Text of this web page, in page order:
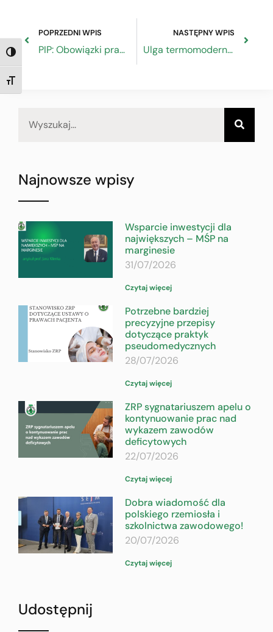
TOGGLE HIGH CONTRAST
TOGGLE FONT SIZE
POPRZEDNI WPIS
PIP: Obowiązki pracodawcy w okresie zimowym
NASTĘPNY WPIS
Ulga termomodernizacyjna – Lista wydatków
Najnowsze wpisy
Wsparcie inwestycji dla
największych – MŚP na
marginesie
31/07/2026
Czytaj więcej
Potrzebne bardziej
precyzyjne przepisy
dotyczące praktyk
pseudomedycznych
28/07/2026
Czytaj więcej
ZRP sygnatariuszem apelu o
kontynuowanie prac nad
wykazem zawodów
deficytowych
22/07/2026
Czytaj więcej
Dobra wiadomość dla
polskiego rzemiosła i
szkolnictwa zawodowego!
20/07/2026
Czytaj więcej
Udostępnij